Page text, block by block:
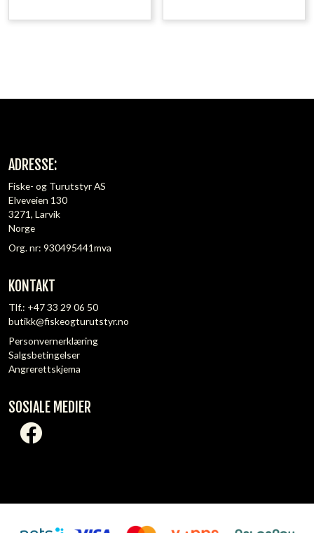
ADRESSE:
Fiske- og Turutstyr AS
Elveveien 130
3271, Larvik
Norge
Org. nr: 930495441mva
KONTAKT
Tlf.: +47 33 29 06 50
butikk@fiskeogturutstyr.no
Personvernerklæring
Salgsbetingelser
Angrerettskjema
SOSIALE MEDIER